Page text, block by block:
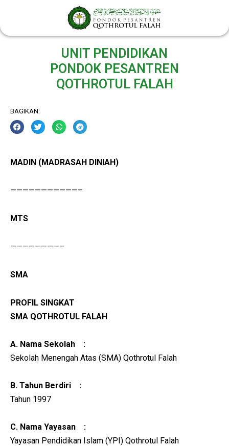
konten
UNIT PENDIDIKAN
PONDOK PESANTREN
QOTHROTUL FALAH
BAGIKAN:
MADIN (MADRASAH DINIAH)
———————————–
MTS
————————–
SMA
PROFIL SINGKAT
SMA QOTHROTUL FALAH
A. Nama Sekolah :
Sekolah Menengah Atas (SMA) Qothrotul Falah
B. Tahun Berdiri :
Tahun 1997
C. Nama Yayasan :
Yayasan Pendidikan Islam (YPI) Qothrotul Falah